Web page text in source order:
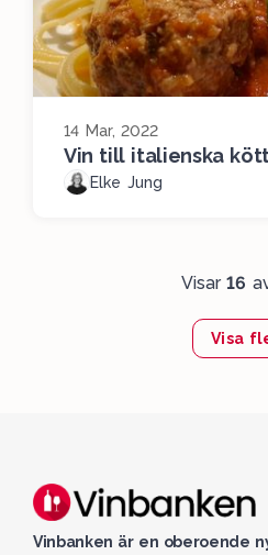
14 Mar, 2022
Vin till italienska
Elke Jung
Visar16
Visa
Vinbanken är en oberoende